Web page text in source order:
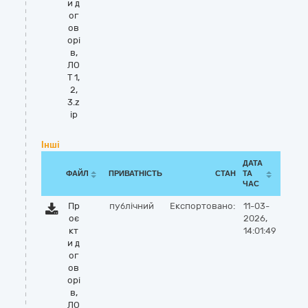
и д
ог
ов
орі
в,
ЛО
Т 1,
2,
3.z
ip
Інші
ФАЙЛ ПРИВАТНІСТЬ СТАН
ДАТА
ТА
ЧАС
Пр
оє
кт
и д
ог
ов
орі
в,
ЛО
публічний Експортовано:
11-03-
2026,
14:01:49